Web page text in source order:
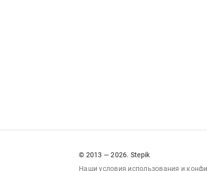
© 2013 — 2026. Stepik
Наши условия использования и